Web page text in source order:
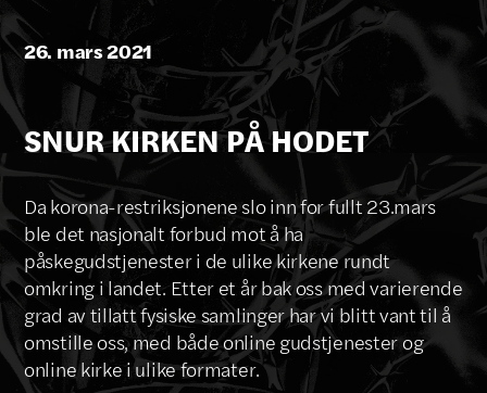
26. mars 2021
SNUR KIRKEN PÅ HODET
Da korona-restriksjonene slo inn for fullt 23.mars
ble det nasjonalt forbud mot å ha
påskegudstjenester i de ulike kirkene rundt
omkring i landet. Etter et år bak oss med varierende
grad av tillatt fysiske samlinger har vi blitt vant til å
omstille oss, med både online gudstjenester og
online kirke i ulike formater.